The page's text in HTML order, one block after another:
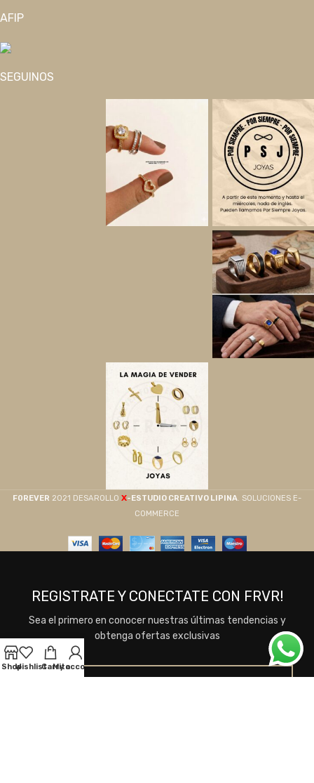
AFIP
SEGUINOS
F0REVER 2021 DESAROLLO X-ESTUDIO CREATIVO LIPINA. SOLUCIONES E-
COMMERCE
REGISTRATE Y CONECTATE CON FRVR!
Sea el primero en conocer nuestras últimas tendencias y
obtenga ofertas exclusivas
ShopWishlistCarrito
My account